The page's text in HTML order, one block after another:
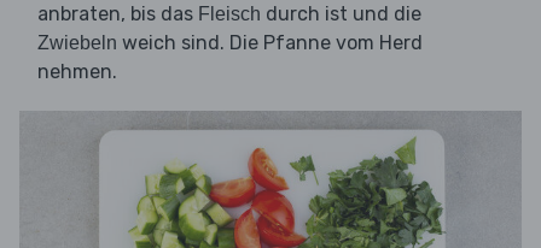
anbraten, bis das Fleisch durch ist und die
Zwiebeln weich sind. Die Pfanne vom Herd
nehmen.